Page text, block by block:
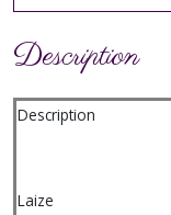
Description
Description
Laize